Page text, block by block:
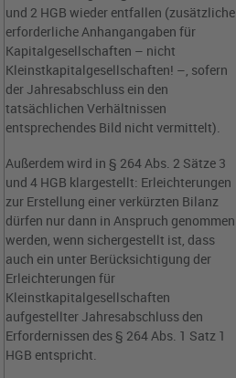
und 2 HGB wieder entfallen (zusätzliche
erforderliche Anhangangaben für
Kapitalgesellschaften – nicht
Kleinstkapitalgesellschaften! –, sofern
der Jahresabschluss ein den
tatsächlichen Verhältnissen
entsprechendes Bild nicht vermittelt).
Außerdem wird in § 264 Abs. 2 Sätze 3
und 4 HGB klargestellt: Erleichterungen
zur Erstellung einer verkürzten Bilanz
dürfen nur dann in Anspruch genommen
werden, wenn sichergestellt ist, dass
auch ein unter Berücksichtigung der
Erleichterungen für
Kleinstkapitalgesellschaften
aufgestellter Jahresabschluss den
Erfordernissen des § 264 Abs. 1 Satz 1
HGB entspricht.